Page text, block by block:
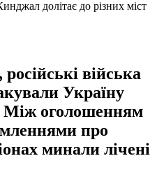
війська
Україну
оголошенням
про
минали лічені